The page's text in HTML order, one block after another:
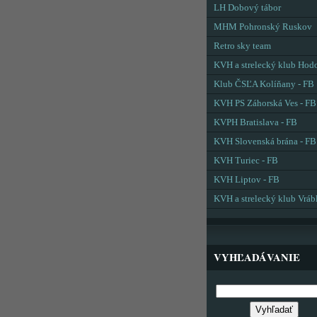
LH Dobový tábor
MHM Pohronský Ruskov
Retro sky team
KVH a strelecký klub
Klub ČSĽA Kolíňany - FB
KVH PS Záhorská Ves - FB
KVPH Bratislava - FB
KVH Slovenská brána - FB
KVH Turiec - FB
KVH Liptov - FB
KVH a strelecký klub
VYHĽADÁVANIE